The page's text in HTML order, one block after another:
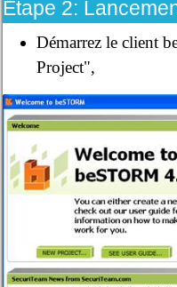
Étape 2:
Démarrez le client
Project",